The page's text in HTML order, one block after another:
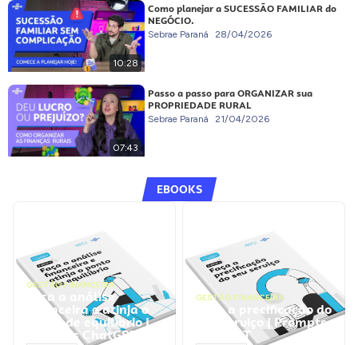
10:28
Como planejar a SUCESSÃO FAMILIAR do
NEGÓCIO.
Sebrae Paraná 28/04/2026
07:43
Passo a passo para ORGANIZAR sua
PROPRIEDADE RURAL
Sebrae Paraná 21/04/2026
EBOOKS
GESTÃO FINANCEIRA
Faça a análise
financeira e atinja o
ponto de equilíbrio |
Prompts ChatGPT
GESTÃO FINANCEIRA
Faça a precificação do
seu serviço | Prompts
ChatGPT